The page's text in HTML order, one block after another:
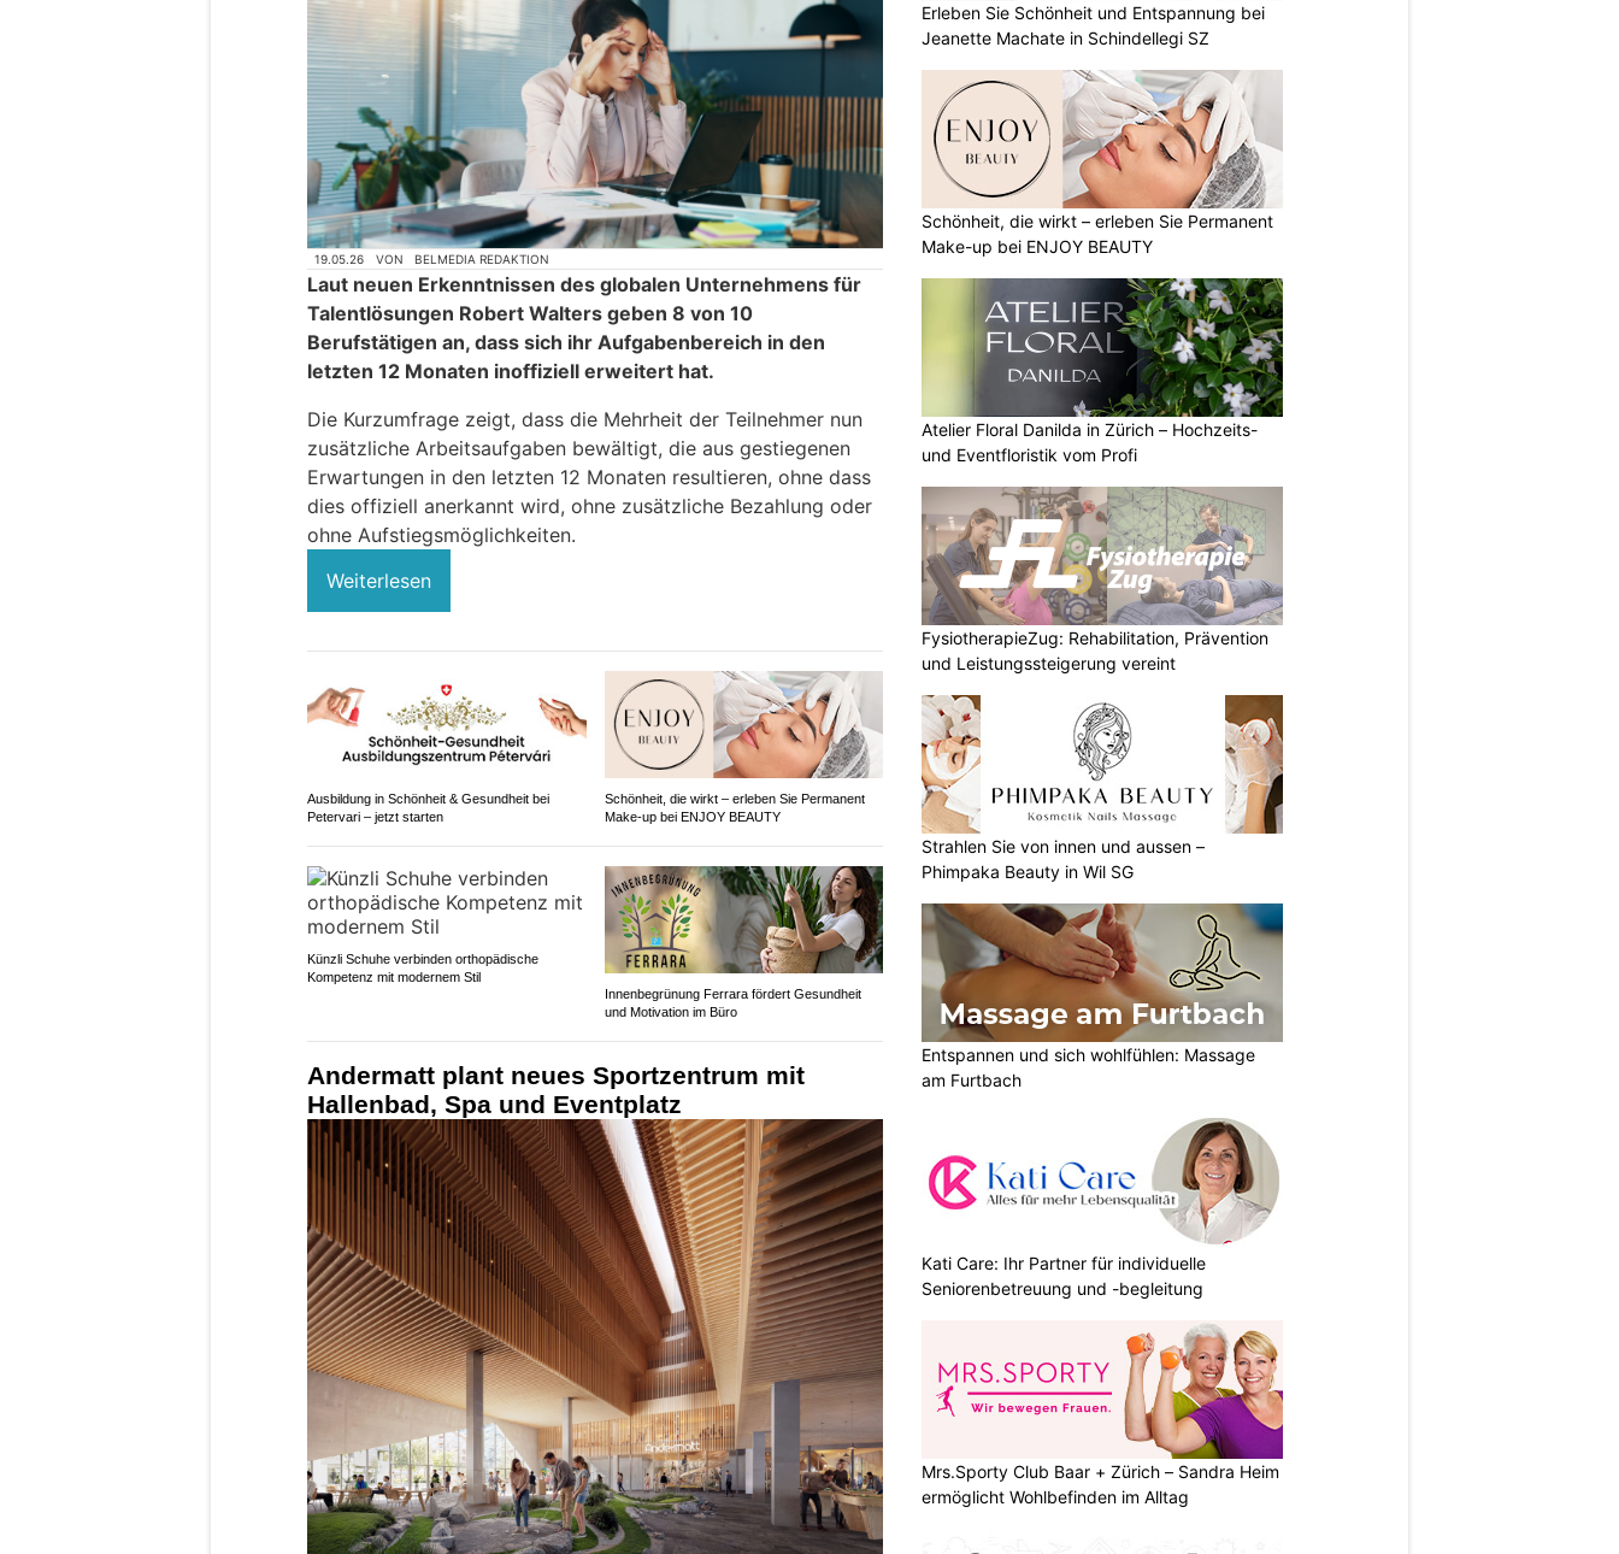
19.05.26 VON BELMEDIA REDAKTION
Laut neuen Erkenntnissen des globalen Unternehmens für
Talentlösungen Robert Walters geben 8 von 10
Berufstätigen an, dass sich ihr Aufgabenbereich in den
letzten 12 Monaten inoffiziell erweitert hat.
Die Kurzumfrage zeigt, dass die Mehrheit der Teilnehmer nun
zusätzliche Arbeitsaufgaben bewältigt, die aus gestiegenen
Erwartungen in den letzten 12 Monaten resultieren, ohne dass
dies offiziell anerkannt wird, ohne zusätzliche Bezahlung oder
ohne Aufstiegsmöglichkeiten.
Weiterlesen
Ausbildung in Schönheit & Gesundheit bei
Petervari – jetzt starten
Schönheit, die wirkt – erleben Sie Permanent
Make-up bei ENJOY BEAUTY
Künzli Schuhe verbinden orthopädische
Kompetenz mit modernem Stil
Innenbegrünung Ferrara fördert Gesundheit
und Motivation im Büro
Andermatt plant neues Sportzentrum mit
Hallenbad, Spa und Eventplatz
Erleben Sie Schönheit und Entspannung bei
Jeanette Machate in Schindellegi SZ
Schönheit, die wirkt – erleben Sie Permanent
Make-up bei ENJOY BEAUTY
Atelier Floral Danilda in Zürich – Hochzeits-
und Eventfloristik vom Profi
FysiotherapieZug: Rehabilitation, Prävention
und Leistungssteigerung vereint
Strahlen Sie von innen und aussen –
Phimpaka Beauty in Wil SG
Entspannen und sich wohlfühlen: Massage
am Furtbach
Kati Care: Ihr Partner für individuelle
Seniorenbetreuung und -begleitung
Mrs.Sporty Club Baar + Zürich – Sandra Heim
ermöglicht Wohlbefinden im Alltag